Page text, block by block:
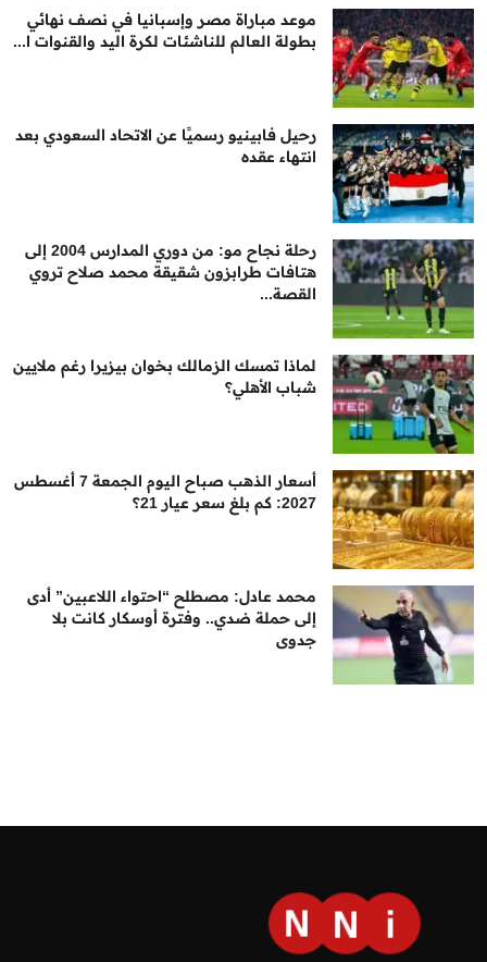
موعد مباراة مصر وإسبانيا في نصف نهائي
بطولة العالم للناشئات لكرة اليد والقنوات ا...
رحيل فابينيو رسميًا عن الاتحاد السعودي بعد
انتهاء عقده
رحلة نجاح مو: من دوري المدارس 2004 إلى
هتافات طرابزون شقيقة محمد صلاح تروي
القصة...
لماذا تمسك الزمالك بخوان بيزيرا رغم ملايين
شباب الأهلي؟
أسعار الذهب صباح اليوم الجمعة 7 أغسطس
2027: كم بلغ سعر عيار 21؟
محمد عادل: مصطلح “احتواء اللاعبين” أدى
إلى حملة ضدي.. وفترة أوسكار كانت بلا
جدوى